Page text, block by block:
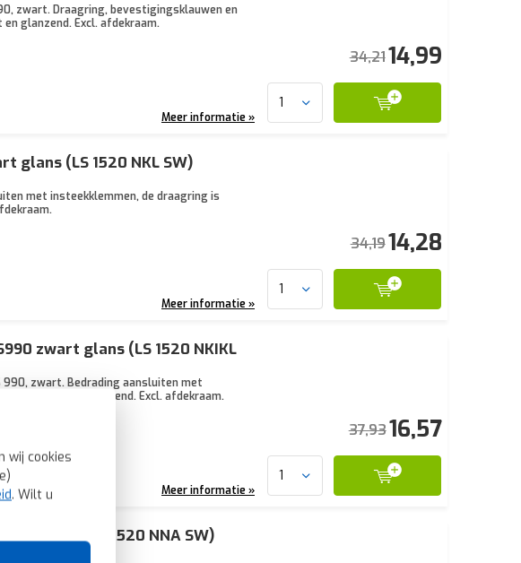
wij cookies
. Wilt u
zwart. Draagring, bevestigingsklauwen en
glanzend. Excl. afdekraam.
34,2114,99
Meer informatie »
glans (LS 1520 NKL SW)
met insteekklemmen, de draagring is
34,1914,28
Meer informatie »
zwart glans (LS 1520 NKIKL
990, zwart. Bedrading aansluiten met
krasvast en glanzend. Excl. afdekraam.
37,9316,57
Meer informatie »
glans (LS 1520 NNA SW)